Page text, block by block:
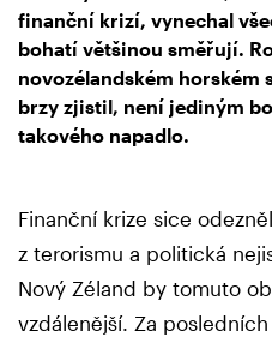
finanční krizí, vynechal
bohatí většinou směřují.
novozélandském horském
brzy zjistil, není jediným
takového napadlo.
Finanční krize sice
z terorismu a politická
Nový Zéland by tomuto
vzdálenější. Za